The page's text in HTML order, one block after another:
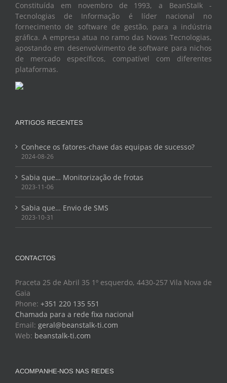
Constituída em novembro de 1993, a BeanStalk -
Tecnologias de Informação é líder nacional no
fornecimento de software de gestão, para a indústria
gráfica. A empresa atua no ramo das Novas Tecnologias,
apostando em desenvolvimento de software para nichos
de mercado específicos, compatível com diferentes
plataformas.
ARTIGOS RECENTES
Conhece os fatores-chave das equipas de sucesso?
2024-08-26
Sabia que… Monitorização de frotas
2023-11-06
Sabia que… Envio de SMS
2023-10-31
CONTACTOS
Praceta 25 de Abril 35 1º esquerdo, 4430-257 Vila Nova de
Gaia
Phone: +351 220 135 551
Chamada para a rede fixa nacional
Email: geral@beanstalk-ti.com
Web: beanstalk-ti.com
ACOMPANHE-NOS NAS REDES